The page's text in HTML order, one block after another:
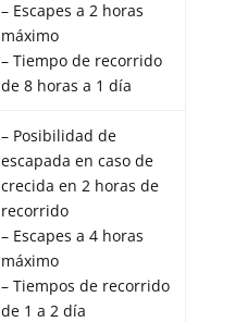
– Escapes a 2 horas
máximo
– Tiempo de recorrido
de 8 horas a 1 día
– Posibilidad de
escapada en caso de
crecida en 2 horas de
recorrido
– Escapes a 4 horas
máximo
– Tiempos de recorrido
de 1 a 2 día